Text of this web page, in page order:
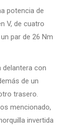
potencia de
V, de cuatro
par de 26 Nm
delantera con
de un
trasero.
mencionado,
invertida